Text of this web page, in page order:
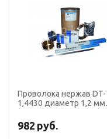
Проволока нержав DT-
1,4430 диаметр 1,2 мм
DRATEC
982 руб.